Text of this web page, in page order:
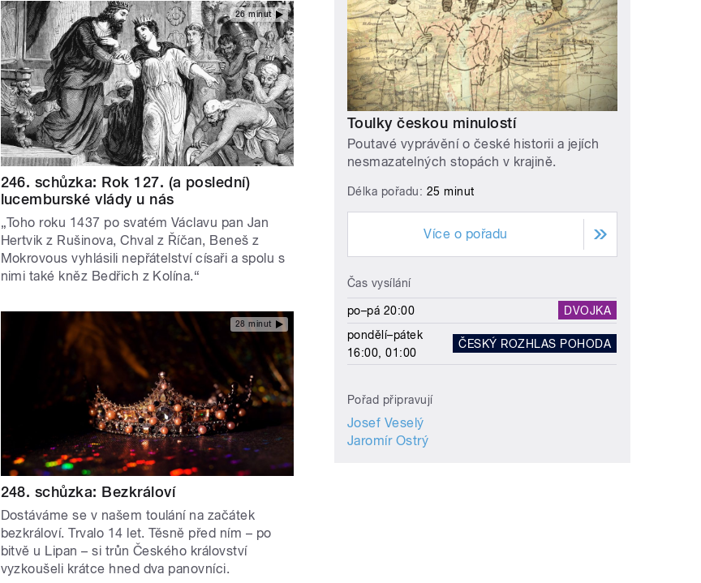
26 minut
246. schůzka: Rok 127. (a poslední)
lucemburské vlády u nás
„Toho roku 1437 po svatém Václavu pan Jan
Hertvik z Rušinova, Chval z Říčan, Beneš z
Mokrovous vyhlásili nepřátelství císaři a spolu s
nimi také kněz Bedřich z Kolína.“
28 minut
248. schůzka: Bezkráloví
Dostáváme se v našem toulání na začátek
bezkráloví. Trvalo 14 let. Těsně před ním – po
bitvě u Lipan – si trůn Českého království
vyzkoušeli krátce hned dva panovníci.
Toulky českou minulostí
Poutavé vyprávění o české historii a jejích
nesmazatelných stopách v krajině.
Délka pořadu: 25 minut
Více o pořadu
Čas vysílání
po–pá 20:00
DVOJKA
pondělí–pátek
16:00, 01:00
ČESKÝ ROZHLAS POHODA
Pořad připravují
Josef Veselý
Jaromír Ostrý